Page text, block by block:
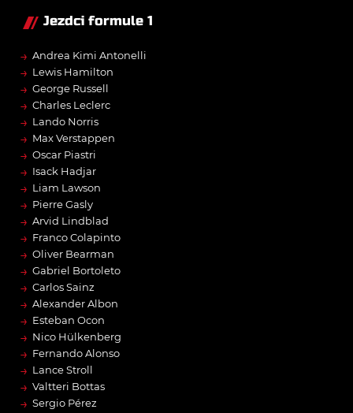
Jezdci formule 1
→ Andrea Kimi Antonelli
→ Lewis Hamilton
→ George Russell
→ Charles Leclerc
→ Lando Norris
→ Max Verstappen
→ Oscar Piastri
→ Isack Hadjar
→ Liam Lawson
→ Pierre Gasly
→ Arvid Lindblad
→ Franco Colapinto
→ Oliver Bearman
→ Gabriel Bortoleto
→ Carlos Sainz
→ Alexander Albon
→ Esteban Ocon
→ Nico Hülkenberg
→ Fernando Alonso
→ Lance Stroll
→ Valtteri Bottas
→ Sergio Pérez